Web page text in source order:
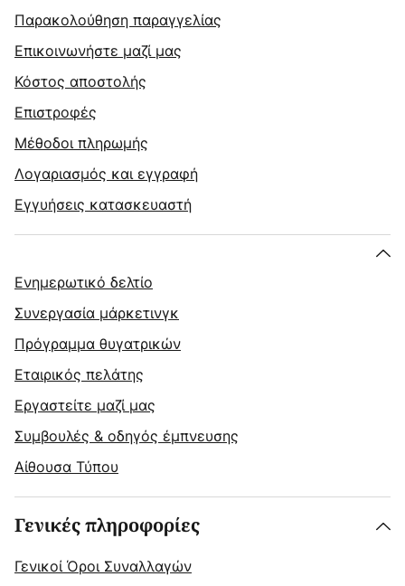
Παρακολούθηση παραγγελίας
Επικοινωνήστε μαζί μας
Κόστος αποστολής
Επιστροφές
Μέθοδοι πληρωμής
Λογαριασμός και εγγραφή
Εγγυήσεις κατασκευαστή
Ενημερωτικό δελτίο
Συνεργασία μάρκετινγκ
Πρόγραμμα θυγατρικών
Εταιρικός πελάτης
Εργαστείτε μαζί μας
Συμβουλές & οδηγός έμπνευσης
Αίθουσα Τύπου
Γενικές πληροφορίες
Γενικοί Όροι Συναλλαγών